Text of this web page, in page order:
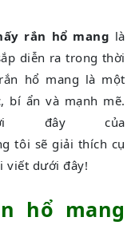
rắn hổ mang là
diễn ra trong thời
hổ mang là một
bí ẩn và mạnh mẽ.
đây của
tôi sẽ giải thích cụ
viết dưới đây!
hổ mang